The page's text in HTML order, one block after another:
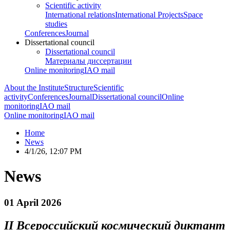
Scientific activity
International relationsInternational ProjectsSpace
studies
ConferencesJournal
Dissertational council
Dissertational council
Материалы диссертации
Online monitoringIAO mail
About the InstituteStructureScientific
activityConferencesJournalDissertational councilOnline
monitoringIAO mail
Online monitoringIAO mail
Home
News
4/1/26, 12:07 PM
News
01 April 2026
II Всероссийский космический диктант